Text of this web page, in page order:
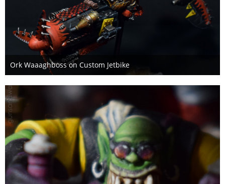
Ork Waaaghboss on Custom Jetbike
4. Februar 2021